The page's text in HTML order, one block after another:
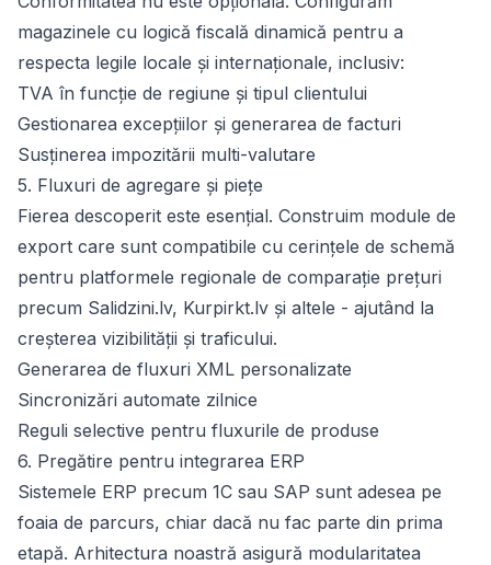
magazinele cu logică fiscală dinamică pentru a
respecta legile locale și internaționale, inclusiv:
TVA în funcție de regiune și tipul clientului
Gestionarea excepțiilor și generarea de facturi
Susținerea impozitării multi-valutare
5. Fluxuri de agregare și piețe
Fierea descoperit este esențial. Construim module de
export care sunt compatibile cu cerințele de schemă
pentru platformele regionale de comparație prețuri
precum Salidzini.lv, Kurpirkt.lv și altele - ajutând la
creșterea vizibilității și traficului.
Generarea de fluxuri XML personalizate
Sincronizări automate zilnice
Reguli selective pentru fluxurile de produse
6. Pregătire pentru integrarea ERP
Sistemele ERP precum 1C sau SAP sunt adesea pe
foaia de parcurs, chiar dacă nu fac parte din prima
etapă. Arhitectura noastră asigură modularitatea